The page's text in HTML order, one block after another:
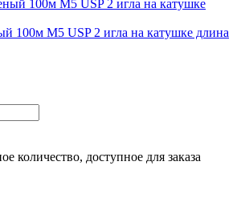
100м М5 USP 2 игла на катушке длина
количество, доступное для заказа